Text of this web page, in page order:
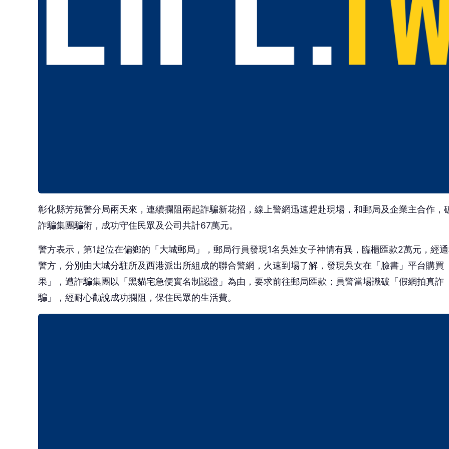
彰化縣芳苑警分局兩天來，連續攔阻兩起詐騙新花招，線上警網迅速趕赴現場，和郵局及企業主合作，
詐騙集團騙術，成功守住民眾及公司共計67萬元。
警方表示，第1起位在偏鄉的「大城郵局」，郵局行員發現1名吳姓女子神情有異，臨櫃匯款2萬元，經
警方，分別由大城分駐所及西港派出所組成的聯合警網，火速到場了解，發現吳女在「臉書」平台購買
果」，遭詐騙集團以「黑貓宅急便實名制認證」為由，要求前往郵局匯款；員警當場識破「假網拍真詐
騙」，經耐心勸說成功攔阻，保住民眾的生活費。